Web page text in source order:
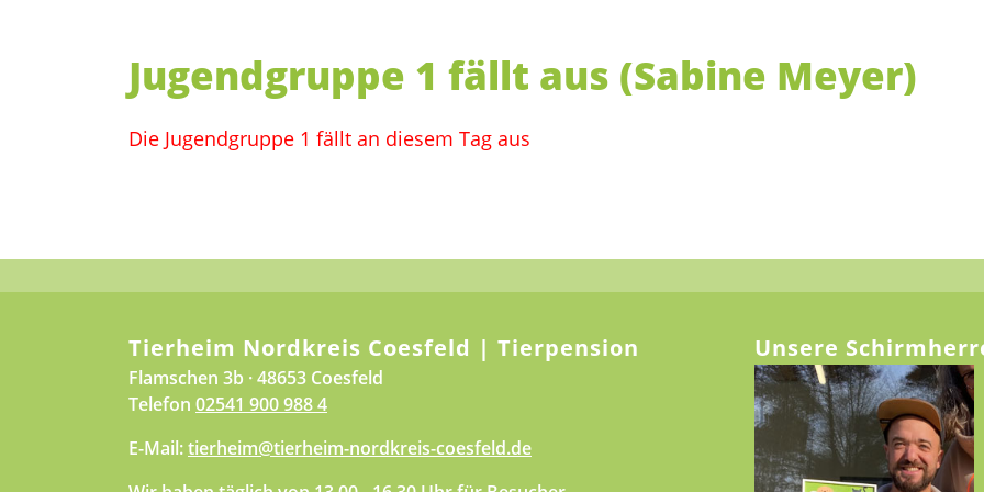
Jugendgruppe 1 fällt aus (Sabine Meyer)
Die Jugendgruppe 1 fällt an diesem Tag aus
Tierheim Nordkreis Coesfeld | Tierpension
Flamschen 3b · 48653 Coesfeld
Telefon 02541 900 988 4
E-Mail:tierheim@tierheim-nordkreis-coesfeld.de
Unsere